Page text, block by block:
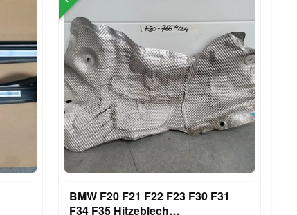
BMW F20 F21 F22 F23 F30 F31
F34 F35 Hitzeblech